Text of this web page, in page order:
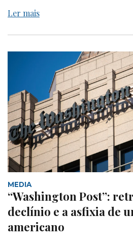
Ler mais
MEDIA
“Washington Post”:
declínio e a asfixia de
americano